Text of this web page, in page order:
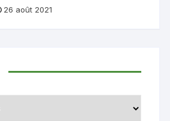
26 août 2021